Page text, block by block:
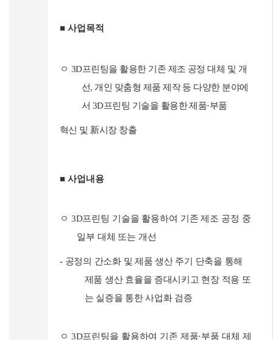
■ 사업목적
ㅇ 3D프린팅을 활용한 기존 제조 공정 대체 및 개
선, 개인 맞춤형 제품 제작 등 다양한 분야에
서 3D프린팅 기술을 활용한 제품·부품
혁신 및 新시장 창출
■ 사업내용
ㅇ 3D프린팅 기술을 활용하여 기존 제조 공정 중
일부 대체 또는 개선
- 공정의 간소화 및 제품 생산 주기 단축을 통해
제품 생산 효율을 증대시키고 현장 적용 또
는 실증을 통한 사업화 검증
ㅇ 3D프린팅을 활용하여 기존 제품·부품 대체 제